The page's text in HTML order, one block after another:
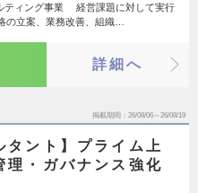
ティング事業 経営課題に対して実行
の立案、業務改善、組織…
詳細へ
掲載期間 26/08/06～26/08/19
タント】プライム上
理・ガバナンス強化